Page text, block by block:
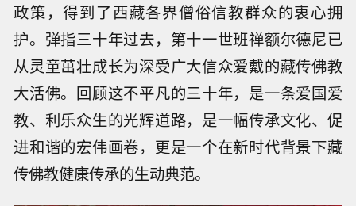
政策，得到了西藏各界僧俗信教群众的衷心拥
护。弹指三十年过去，第十一世班禅额尔德尼已
从灵童茁壮成长为深受广大信众爱戴的藏传佛教
大活佛。回顾这不平凡的三十年，是一条爱国爱
教、利乐众生的光辉道路，是一幅传承文化、促
进和谐的宏伟画卷，更是一个在新时代背景下藏
传佛教健康传承的生动典范。